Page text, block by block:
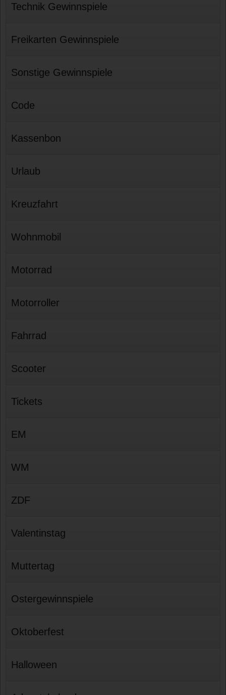
Technik Gewinnspiele
Freikarten Gewinnspiele
Sonstige Gewinnspiele
Code
Kassenbon
Urlaub
Kreuzfahrt
Wohnmobil
Motorrad
Motorroller
Fahrrad
Scooter
Tickets
EM
WM
ZDF
Valentinstag
Muttertag
Ostergewinnspiele
Oktoberfest
Halloween